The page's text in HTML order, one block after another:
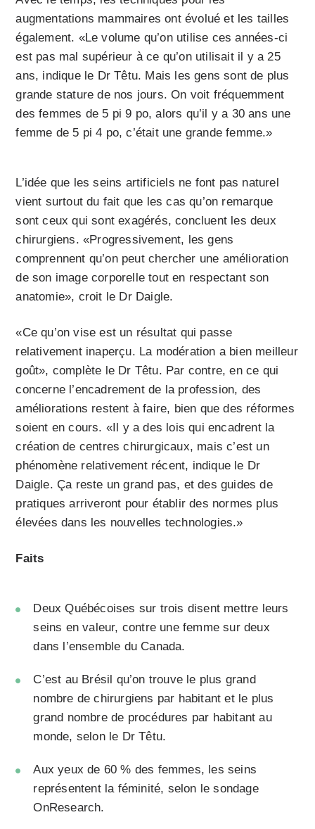
augmentations mammaires ont évolué et les tailles
également. «Le volume qu’on utilise ces années-ci
est pas mal supérieur à ce qu’on utilisait il y a 25
ans, indique le Dr Têtu. Mais les gens sont de plus
grande stature de nos jours. On voit fréquemment
des femmes de 5 pi 9 po, alors qu’il y a 30 ans une
femme de 5 pi 4 po, c’était une grande femme.»
L’idée que les seins artificiels ne font pas naturel
vient surtout du fait que les cas qu’on remarque
sont ceux qui sont exagérés, concluent les deux
chirurgiens. «Progressivement, les gens
comprennent qu’on peut chercher une amélioration
de son image corporelle tout en respectant son
anatomie», croit le Dr Daigle.
«Ce qu’on vise est un résultat qui passe
relativement inaperçu. La modération a bien meilleur
goût», complète le Dr Têtu. Par contre, en ce qui
concerne l’encadrement de la profession, des
améliorations restent à faire, bien que des réformes
soient en cours. «Il y a des lois qui encadrent la
création de centres chirurgicaux, mais c’est un
phénomène relativement récent, indique le Dr
Daigle. Ça reste un grand pas, et des guides de
pratiques arriveront pour établir des normes plus
élevées dans les nouvelles technologies.»
Faits
Deux Québécoises sur trois disent mettre leurs
seins en valeur, contre une femme sur deux
dans l’ensemble du Canada.
C’est au Brésil qu’on trouve le plus grand
nombre de chirurgiens par habitant et le plus
grand nombre de procédures par habitant au
monde, selon le Dr Têtu.
Aux yeux de 60 % des femmes, les seins
représentent la féminité, selon le sondage
OnResearch.